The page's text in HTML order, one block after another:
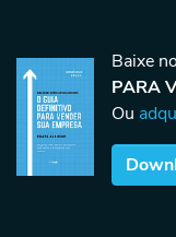
Baixe
PARA
Ou